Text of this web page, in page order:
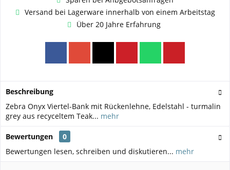
Versand bei Lagerware innerhalb von einem Arbeitstag
Über 20 Jahre Erfahrung
Beschreibung
Zebra Onyx Viertel-Bank mit Rückenlehne, Edelstahl - turmalin
grey aus recyceltem Teak... mehr
Bewertungen
0
Bewertungen lesen, schreiben und diskutieren... mehr